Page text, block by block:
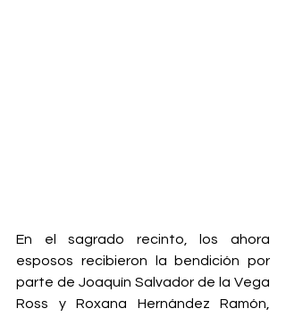
En el sagrado recinto, los ahora
esposos recibieron la bendición por
parte de Joaquín Salvador de la Vega
Ross y Roxana Hernández Ramón,